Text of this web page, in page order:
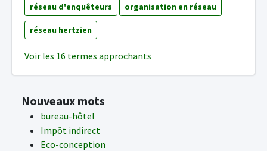
réseau d'enquêteurs organisation en réseau
réseau hertzien
Voir les 16 termes approchants
Nouveaux mots
bureau-hôtel
Impôt indirect
Eco-conception